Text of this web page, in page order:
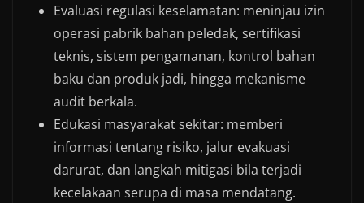
Evaluasi regulasi keselamatan: meninjau izin
operasi pabrik bahan peledak, sertifikasi
teknis, sistem pengamanan, kontrol bahan
baku dan produk jadi, hingga mekanisme
audit berkala.
Edukasi masyarakat sekitar: memberi
informasi tentang risiko, jalur evakuasi
darurat, dan langkah mitigasi bila terjadi
kecelakaan serupa di masa mendatang.